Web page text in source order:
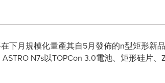
下月規模化量產其自5月發佈的n型矩形新
N7s以TOPCon 3.0電池、矩形硅片